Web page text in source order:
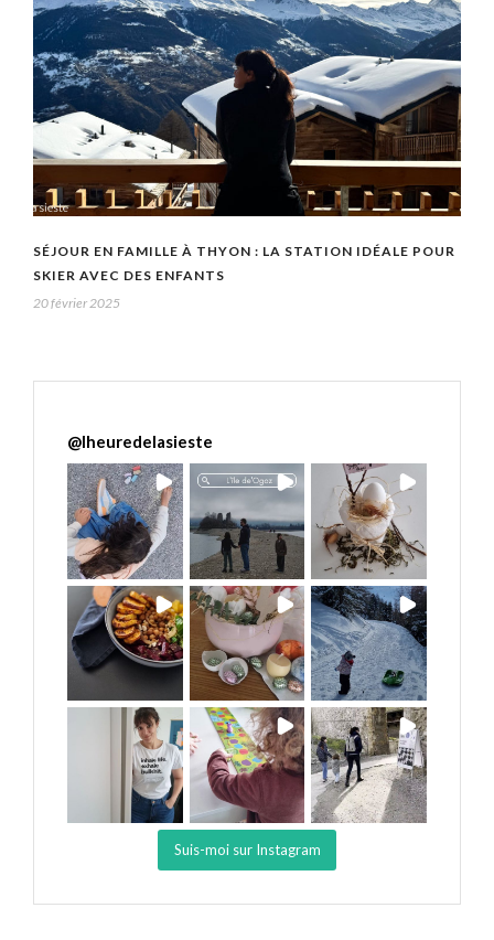
SÉJOUR EN FAMILLE À THYON : LA STATION IDÉALE POUR
SKIER AVEC DES ENFANTS
20 février 2025
@lheuredelasieste
Suis-moi sur Instagram